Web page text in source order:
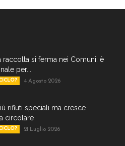
raccolta si ferma nei Comuni: è
per...
4 Agosto 2026
rifiuti speciali ma cresce
circolare
21 Luglio 2026